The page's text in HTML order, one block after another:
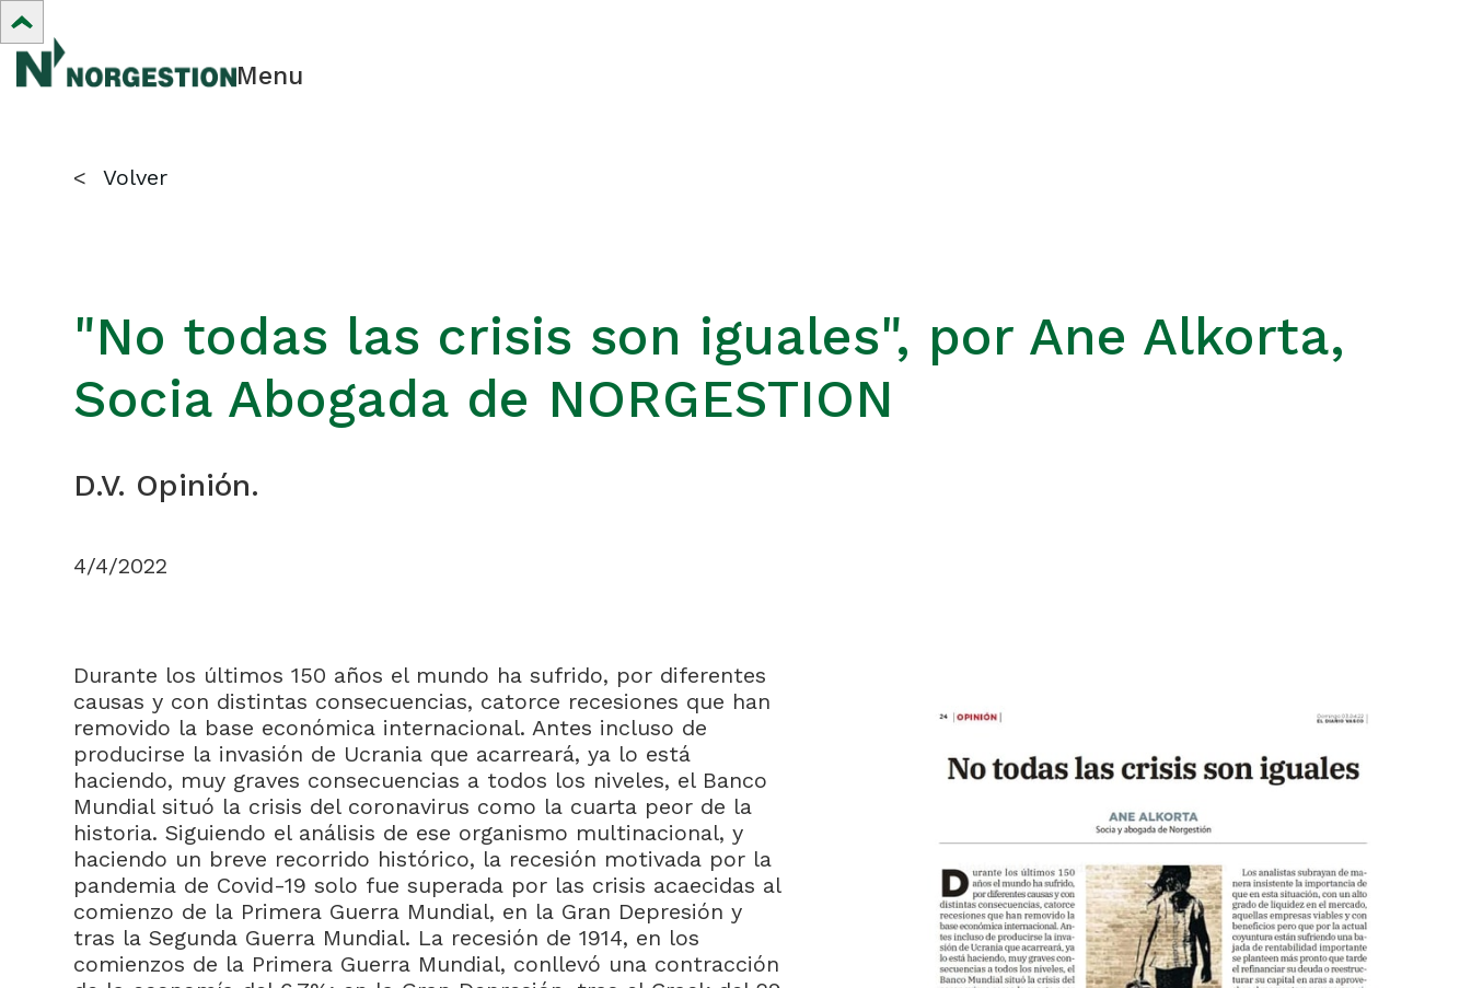
Menu
< Volver
"No todas las crisis son iguales", por Ane Alkorta,
Socia Abogada de NORGESTION
D.V. Opinión.
4/4/2022
Durante los últimos 150 años el mundo ha sufrido, por diferentes
causas y con distintas consecuencias, catorce recesiones que han
removido la base económica internacional. Antes incluso de
producirse la invasión de Ucrania que acarreará, ya lo está
haciendo, muy graves consecuencias a todos los niveles, el Banco
Mundial situó la crisis del coronavirus como la cuarta peor de la
historia. Siguiendo el análisis de ese organismo multinacional, y
haciendo un breve recorrido histórico, la recesión motivada por la
pandemia de Covid-19 solo fue superada por las crisis acaecidas al
comienzo de la Primera Guerra Mundial, en la Gran Depresión y
tras la Segunda Guerra Mundial. La recesión de 1914, en los
comienzos de la Primera Guerra Mundial, conllevó una contracción